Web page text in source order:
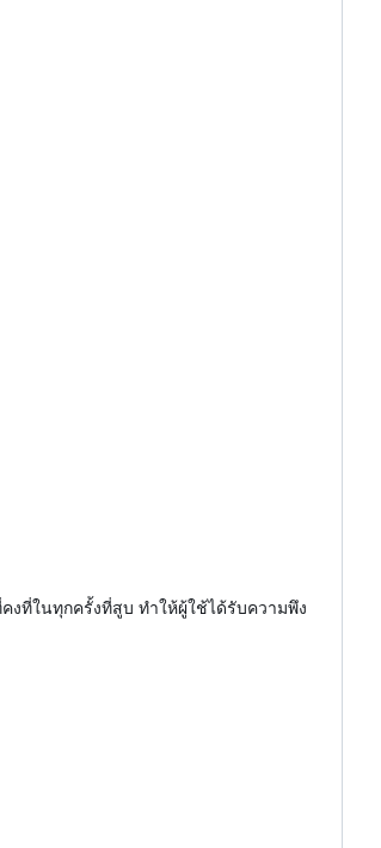
ที่ในทุกครั้งที่สูบ ทำให้ผู้ใช้ได้รับความพึง